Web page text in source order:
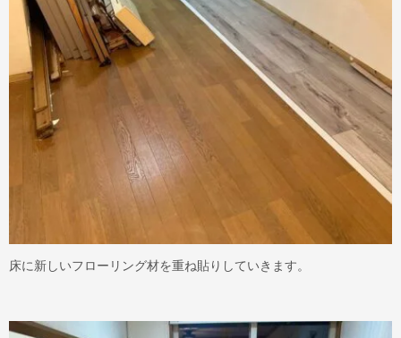
床に新しいフローリング材を重ね貼りしていきます。